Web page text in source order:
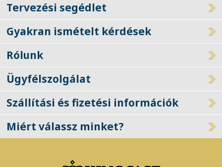
Tervezési segédlet
Gyakran ismételt kérdések
Rólunk
Ügyfélszolgálat
Szállítási és fizetési információk
Miért válassz minket?